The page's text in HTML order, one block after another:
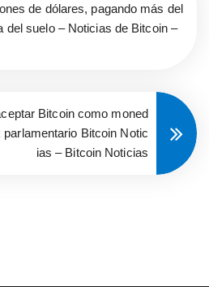
de dólares, pagando más del
del suelo – Noticias de Bitcoin –
Bitcoin como moned
Bitcoin Notic
ias – Bitcoin Noticias